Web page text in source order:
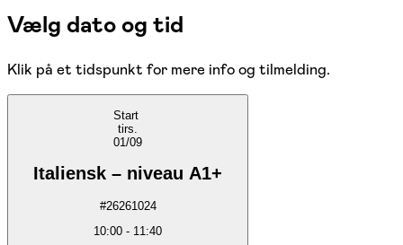
Vælg dato og tid
Klik på et tidspunkt for mere info og tilmelding.
Start
tirs.
01/09
Italiensk – niveau A1+
#26261024
10:00 - 11:40